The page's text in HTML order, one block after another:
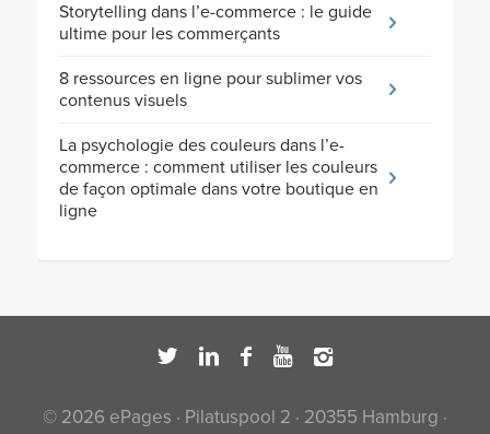
Storytelling dans l’e-commerce : le guide
ultime pour les commerçants
8 ressources en ligne pour sublimer vos
contenus visuels
La psychologie des couleurs dans l’e-
commerce : comment utiliser les couleurs
de façon optimale dans votre boutique en
ligne
© 2026 ePages · Pilatuspool 2 · 20355 Hamburg ·